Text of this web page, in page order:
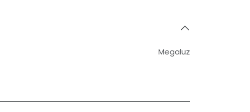
Megaluz